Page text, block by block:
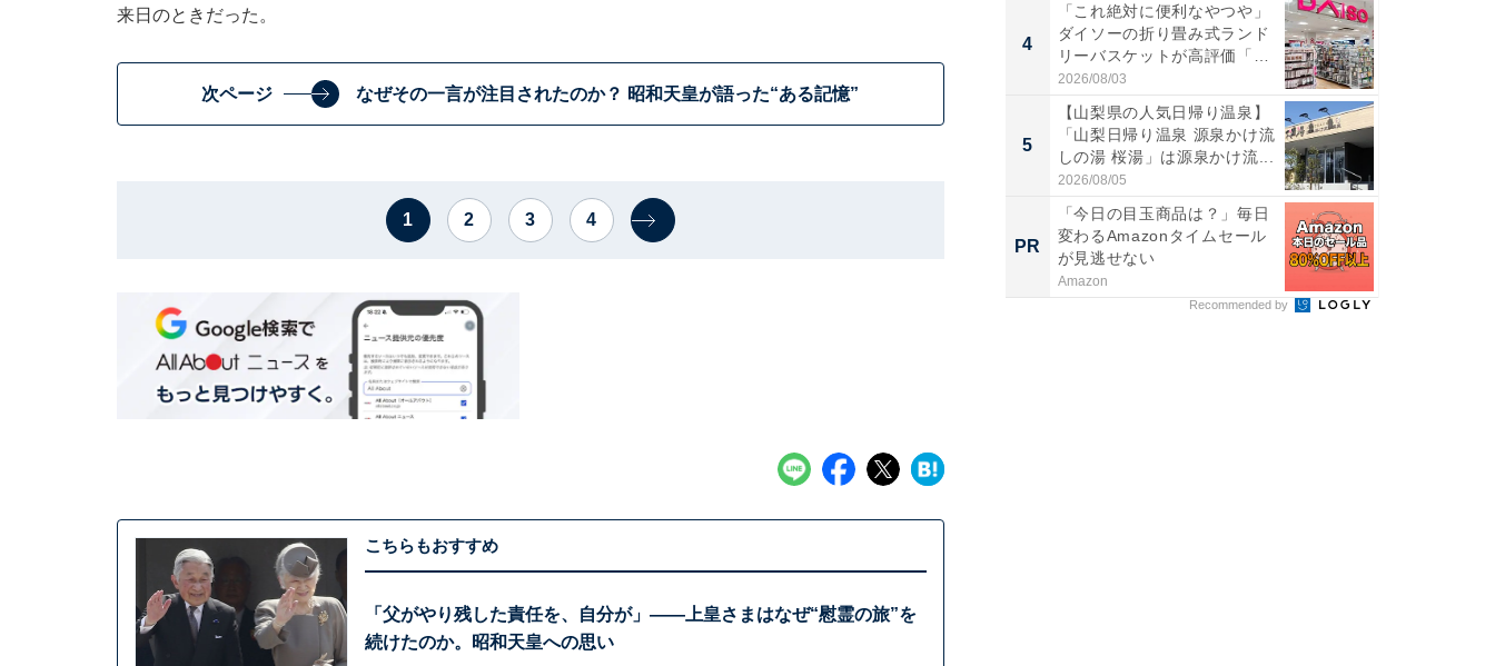
来日のときだった。
次ページ なぜその一言が注目されたのか？ 昭和天皇が語った“ある記憶”
1 2 3 4
こちらもおすすめ
「父がやり残した責任を、自分が」——上皇さまはなぜ“慰霊の旅”を
続けたのか。昭和天皇への思い
4
「これ絶対に便利なやつや」
ダイソーの折り畳み式ランド
リーバスケットが高評価「使
わ...
2026/08/03
5
【山梨県の人気日帰り温泉】
「山梨日帰り温泉 源泉かけ流
しの湯 桜湯」は源泉かけ流...
2026/08/05
PR
「今日の目玉商品は？」毎日
変わるAmazonタイムセール
が見逃せない
Amazon
Recommended by